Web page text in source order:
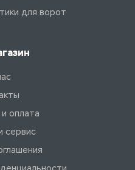
для ворот
оплата
сервис